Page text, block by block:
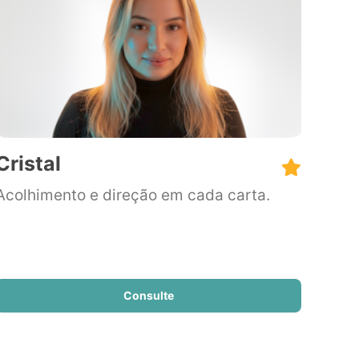
e direção em cada carta.
Consulte